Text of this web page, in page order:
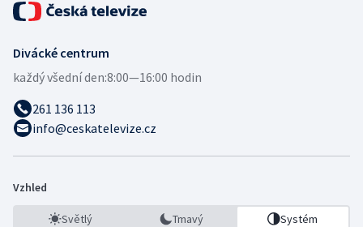
Divácké centrum
každý všední den:8:00—16:00 hodin
261 136 113
info@ceskatelevize.cz
Vzhled
Světlý Tmavý Systém